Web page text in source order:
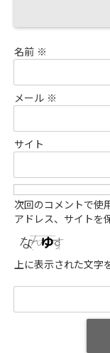
名前 ※
メール ※
サイト
次回のコメントで使
アドレス、サイトを
上に表示された文字